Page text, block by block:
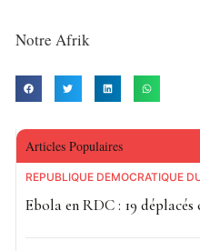
Notre Afrik
Articles Populaires
RÉPUBLIQUE DÉMOCRATIQUE
Ebola en RDC : 19 déplacés